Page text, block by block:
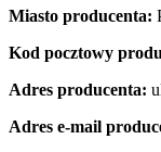
Miasto producenta:
Kod pocztowy
Adres producenta:
Adres e-mail